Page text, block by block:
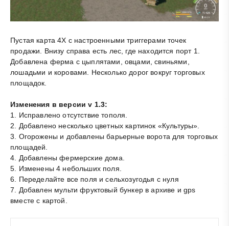
Пустая карта 4X с настроенными триггерами точек
продажи. Внизу справа есть лес, где находится порт 1.
Добавлена ферма с цыплятами, овцами, свиньями,
лошадьми и коровами. Несколько дорог вокруг торговых
площадок.
Изменения в версии v 1.3:
1. Исправлено отсутствие тополя.
2. Добавлено несколько цветных картинок «Культуры».
3. Огорожены и добавлены барьерные ворота для торговых
площадей.
4. Добавлены фермерские дома.
5. Изменены 4 небольших поля.
6. Переделайте все поля и сельхозугодья с нуля
7. Добавлен мульти фруктовый бункер в архиве и gps
вместе с картой.